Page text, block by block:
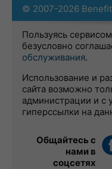
© 2007-2026
Пользуясь
безусловно
обслуживания.
Использование и
сайта возможно
администрации и с
гиперссылки на
Общайтесь с
нами в
соцсетях